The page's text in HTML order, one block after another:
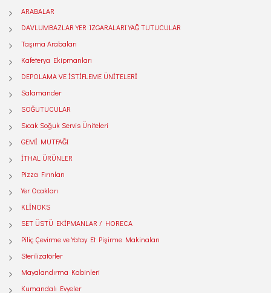
ARABALAR
DAVLUMBAZLAR YER IZGARALARI YAĞ TUTUCULAR
Taşıma Arabaları
Kafeterya Ekipmanları
DEPOLAMA VE İSTİFLEME ÜNİTELERİ
Salamander
SOĞUTUCULAR
Sıcak Soğuk Servis Üniteleri
GEMİ MUTFAĞI
İTHAL ÜRÜNLER
Pizza Fırınları
Yer Ocakları
KLİNOKS
SET ÜSTÜ EKİPMANLAR / HORECA
Piliç Çevirme ve Yatay Et Pişirme Makinaları
Sterilizatörler
Mayalandırma Kabinleri
Kumandalı Evyeler